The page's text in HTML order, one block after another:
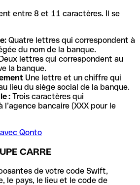
entre 8 et 11 caractères. Il se
Quatre lettres qui correspondent à
du nom de la banque.
Deux lettres qui correspondent au
la banque.
Une lettre et un chiffre qui
lieu du siège social de la banque.
: Trois caractères qui
bancaire (XXX pour le
Qonto
CARRE
de votre code Swift,
le pays, le lieu et le code de